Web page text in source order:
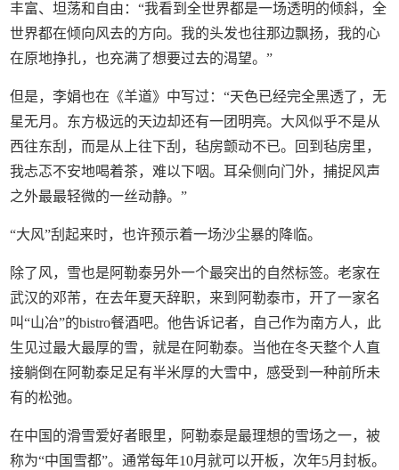
丰富、坦荡和自由：“我看到全世界都是一场透明的倾斜，全
世界都在倾向风去的方向。我的头发也往那边飘扬，我的心
在原地挣扎，也充满了想要过去的渴望。”
但是，李娟也在《羊道》中写过：“天色已经完全黑透了，无
星无月。东方极远的天边却还有一团明亮。大风似乎不是从
西往东刮，而是从上往下刮，毡房颤动不已。回到毡房里，
我忐忑不安地喝着茶，难以下咽。耳朵侧向门外，捕捉风声
之外最最轻微的一丝动静。”
“大风”刮起来时，也许预示着一场沙尘暴的降临。
除了风，雪也是阿勒泰另外一个最突出的自然标签。老家在
武汉的邓芾，在去年夏天辞职，来到阿勒泰市，开了一家名
叫“山冶”的bistro餐酒吧。他告诉记者，自己作为南方人，此
生见过最大最厚的雪，就是在阿勒泰。当他在冬天整个人直
接躺倒在阿勒泰足足有半米厚的大雪中，感受到一种前所未
有的松弛。
在中国的滑雪爱好者眼里，阿勒泰是最理想的雪场之一，被
称为“中国雪都”。通常每年10月就可以开板，次年5月封板。